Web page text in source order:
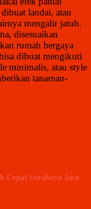
landai, atau
mengalir jatuh.
disesuaikan
rumah bergaya
dibuat mengikuti
minimalis, atau style
tanaman-
Cepat Surabaya Jasa